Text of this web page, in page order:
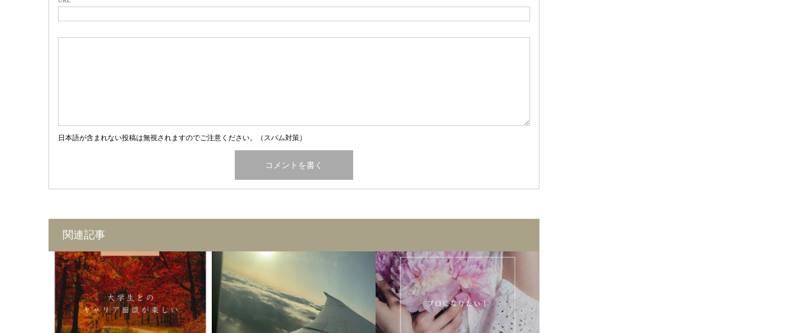
日本語が含まれない投稿は無視されますのでご注意ください。（スパム対策）
関連記事